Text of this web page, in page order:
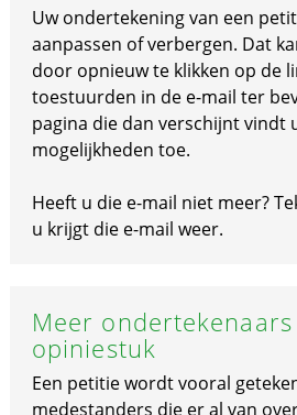
Uw ondertekening van een
aanpassen of verbergen. Dat
door opnieuw te klikken op de
toestuurden in de e-mail ter
pagina die dan verschijnt vindt
mogelijkheden toe.
Heeft u die e-mail niet meer?
u krijgt die e-mail weer.
Meer
opiniestuk
Een petitie wordt vooral
medestanders die er al van